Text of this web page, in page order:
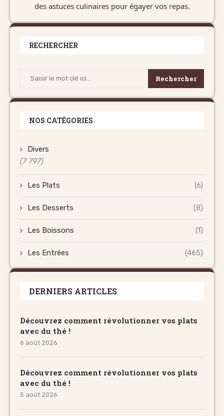
des astuces culinaires pour égayer vos repas.
RECHERCHER
Rechercher
NOS CATÉGORIES
Divers
(7 797)
Les Plats (6)
Les Desserts (8)
Les Boissons (1)
Les Entrées (465)
DERNIERS ARTICLES
Découvrez comment révolutionner vos plats
avec du thé !
6 août 2026
Découvrez comment révolutionner vos plats
avec du thé !
5 août 2026